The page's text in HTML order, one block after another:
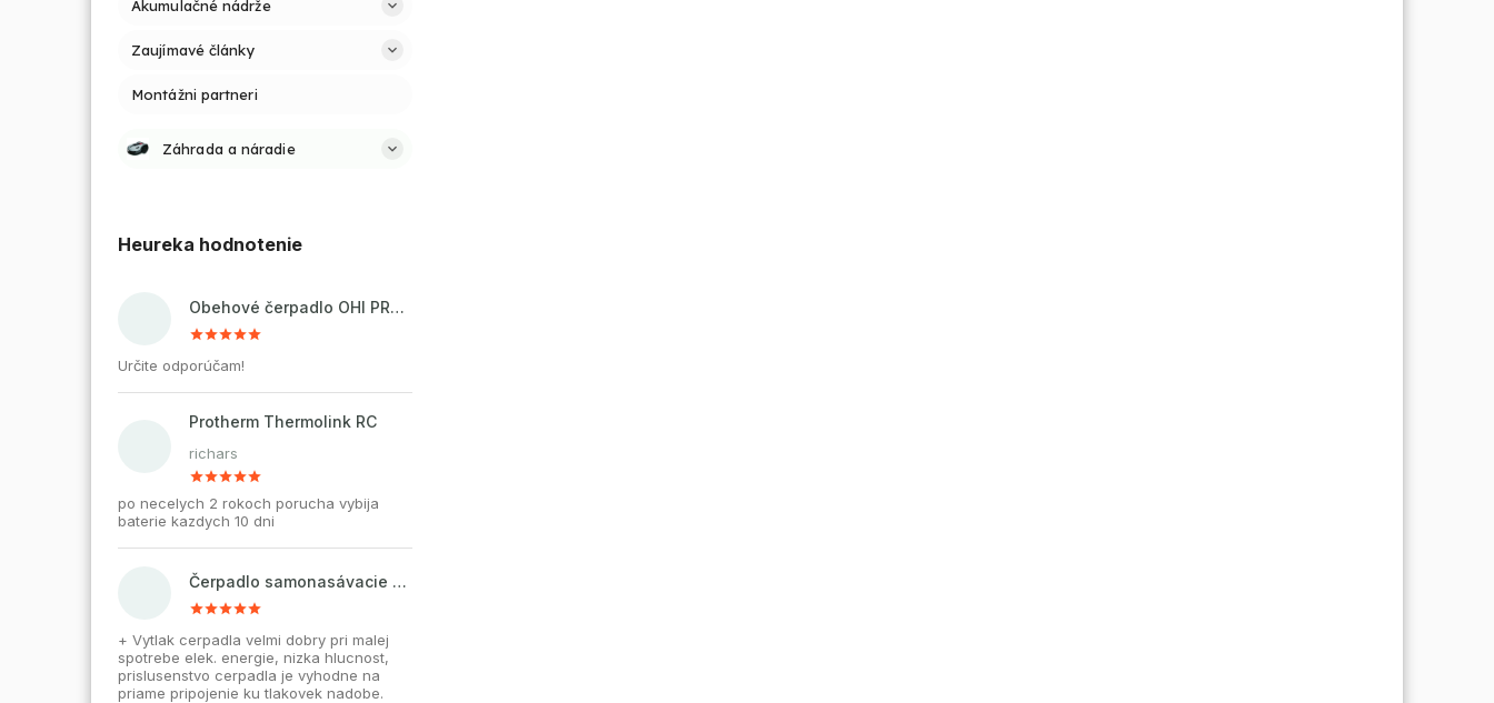
Akumulačné nádrže
Zaujímavé články
Montážni partneri
Záhrada a náradie
Heureka hodnotenie
Obehové čerpadlo OHI PRO 32-60/180 pre kúrenie a cirkuláciu vody
Určite odporúčam!
Protherm Thermolink RC
richars
po necelych 2 rokoch porucha vybija
baterie kazdych 10 dni
Čerpadlo samonasávacie WZI 750 na vodu, povrchové, liatinové
+ Vytlak cerpadla velmi dobry pri malej
spotrebe elek. energie, nizka hlucnost,
prislusenstvo cerpadla je vyhodne na
priame pripojenie ku tlakovek nadobe.